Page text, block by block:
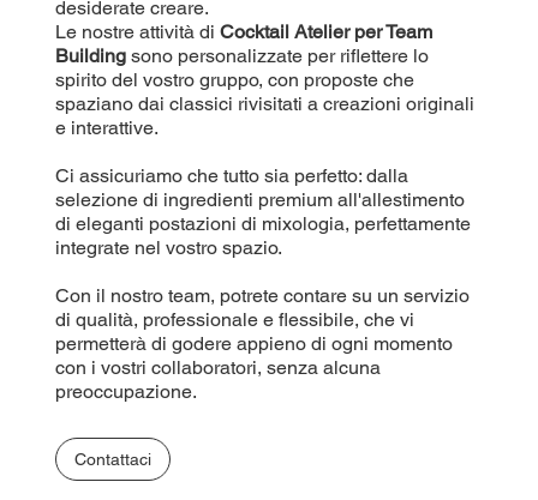
desiderate creare.
Le nostre attività di Cocktail Atelier per Team
Buildingsono personalizzate per riflettere lo
spirito del vostro gruppo, con proposte che
spaziano dai classici rivisitati a creazioni originali
e interattive.
Ci assicuriamo che tutto sia perfetto: dalla
selezione di ingredienti premium all'allestimento
di eleganti postazioni di mixologia, perfettamente
integrate nel vostro spazio.
Con il nostro team, potrete contare su un servizio
di qualità, professionale e flessibile, che vi
permetterà di godere appieno di ogni momento
con i vostri collaboratori, senza alcuna
preoccupazione.
Contattaci